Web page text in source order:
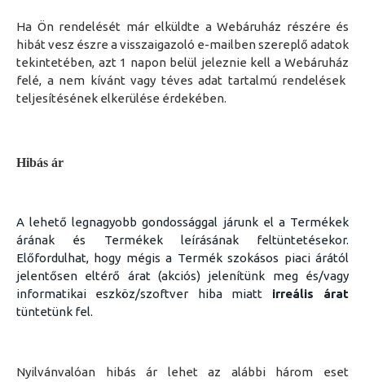
Ha Ön rendelését már elküldte a Webáruház részére és
hibát vesz észre a visszaigazoló e-mailben szereplő adatok
tekintetében, azt 1 napon belül jeleznie kell a Webáruház
felé, a nem kívántvagy téves adat tartalmú rendelések
teljesítésének elkerülése érdekében.
Hibás ár
A lehető legnagyobb gondossággal járunk el a Termékek
árának és Termékek leírásának feltüntetésekor.
Előfordulhat, hogy mégis a Termék szokásos piaci árától
jelentősen eltérő árat (akciós) jelenítünk meg és/vagy
informatikai eszköz/szoftver hiba miatt irreális árat
tüntetünk fel.
Nyilvánvalóan hibás ár lehet az alábbi három eset